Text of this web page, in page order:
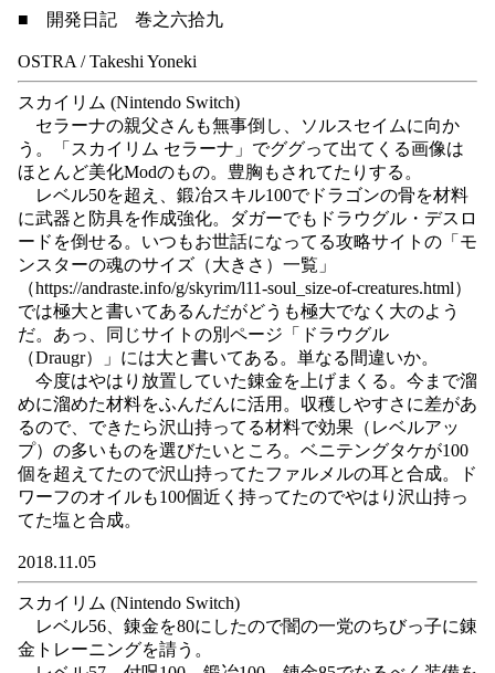
■ 開発日記 巻之六拾九
OSTRA / Takeshi Yoneki
スカイリム (Nintendo Switch)
セラーナの親父さんも無事倒し、ソルスセイムに向か
う。「スカイリム セラーナ」でググって出てくる画像は
ほとんど美化Modのもの。豊胸もされてたりする。
レベル50を超え、鍛冶スキル100でドラゴンの骨を材料
に武器と防具を作成強化。ダガーでもドラウグル・デスロ
ードを倒せる。いつもお世話になってる攻略サイトの「モ
ンスターの魂のサイズ（大きさ）一覧」
（https://andraste.info/g/skyrim/l11-soul_size-of-creatures.html）
では極大と書いてあるんだがどうも極大でなく大のよう
だ。あっ、同じサイトの別ページ「ドラウグル
（Draugr）」には大と書いてある。単なる間違いか。
今度はやはり放置していた錬金を上げまくる。今まで溜
めに溜めた材料をふんだんに活用。収穫しやすさに差があ
るので、できたら沢山持ってる材料で効果（レベルアッ
プ）の多いものを選びたいところ。ベニテングタケが100
個を超えてたので沢山持ってたファルメルの耳と合成。ド
ワーフのオイルも100個近く持ってたのでやはり沢山持っ
てた塩と合成。
2018.11.05
スカイリム (Nintendo Switch)
レベル56、錬金を80にしたので闇の一党のちびっ子に錬
金トレーニングを請う。